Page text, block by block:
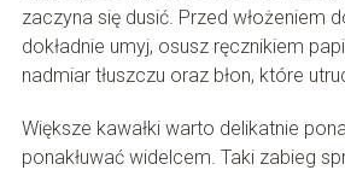
zaczyna się dusić. Przed włożeniem
dokładnie umyj, osusz ręcznikiem
nadmiar tłuszczu oraz błon, które
Większe kawałki warto delikatnie
ponakłuwać widelcem. Taki zabieg